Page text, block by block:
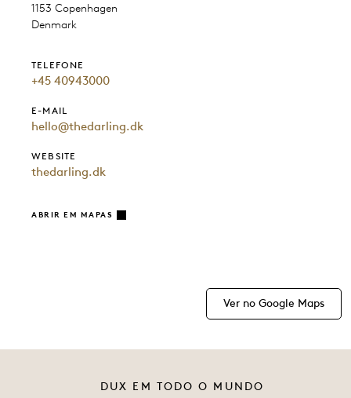
1153 Copenhagen
Denmark
TELEFONE
+45 40943000
E-MAIL
hello@thedarling.dk
WEBSITE
thedarling.dk
ABRIR EM MAPAS
Ver no Google Maps
DUX EM TODO O MUNDO